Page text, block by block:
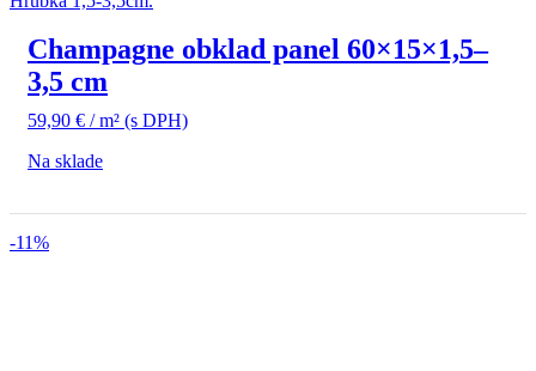
Champagne obklad panel 60×15×1,5–
3,5 cm
59,90 € / m² (s DPH)
Na sklade
-11%